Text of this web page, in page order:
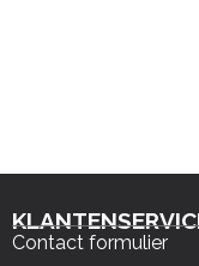
Contact formulier